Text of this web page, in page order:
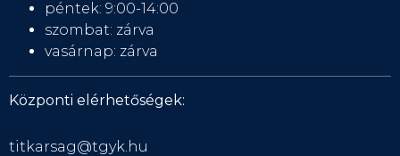
péntek: 9:00-14:00
szombat: zárva
vasárnap: zárva
Központi elérhetőségek:
titkarsag@tgyk.hu